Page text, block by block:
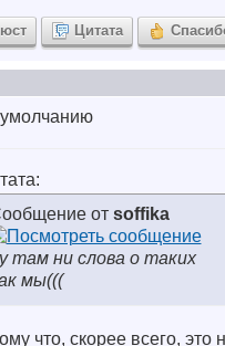
Цитата
от soffika
там ни слова о таких
мы(((
что, скорее всего, это